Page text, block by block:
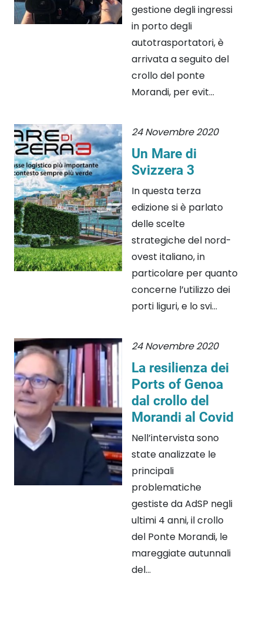
gestione degli ingressi
in porto degli
autotrasportatori, è
arrivata a seguito del
crollo del ponte
Morandi, per evit...
24 Novembre 2020
Un Mare di
Svizzera 3
In questa terza
edizione si è parlato
delle scelte
strategiche del nord-
ovest italiano, in
particolare per quanto
concerne l’utilizzo dei
porti liguri, e lo svi...
24 Novembre 2020
La resilienza dei
Ports of Genoa
dal crollo del
Morandi al Covid
Nell’intervista sono
state analizzate le
principali
problematiche
gestiste da AdSP negli
ultimi 4 anni, il crollo
del Ponte Morandi, le
mareggiate autunnali
del...